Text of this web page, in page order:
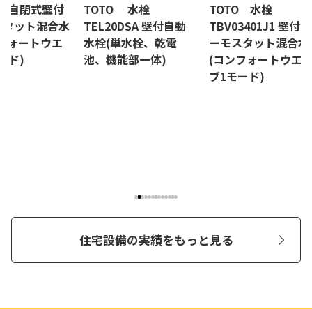
自閉式壁付
ット混合水
ォートウエ
ド)
TOTO 水栓
TEL20DSA 壁付自動
水栓(単水栓、乾電
池、機能部一体)
TOTO 水栓
TBV03401J1 壁付サ
ーモスタット混合
(コンフォートウエ
ブ1モード)
住宅設備の実績をもっと見る